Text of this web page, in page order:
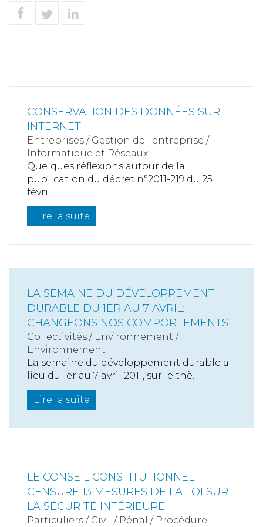
CONSERVATION DES DONNÉES SUR
INTERNET
Entreprises / Gestion de l'entreprise /
Informatique et Réseaux
Quelques réflexions autour de la
publication du décret n°2011-219 du 25
févri...
Lire la suite
LA SEMAINE DU DÉVELOPPEMENT
DURABLE DU 1ER AU 7 AVRIL:
CHANGEONS NOS COMPORTEMENTS !
Collectivités / Environnement /
Environnement
La semaine du développement durable a
lieu du 1er au 7 avril 2011, sur le thè...
Lire la suite
LE CONSEIL CONSTITUTIONNEL
CENSURE 13 MESURES DE LA LOI SUR
LA SÉCURITÉ INTÉRIEURE
Particuliers / Civil / Pénal / Procédure